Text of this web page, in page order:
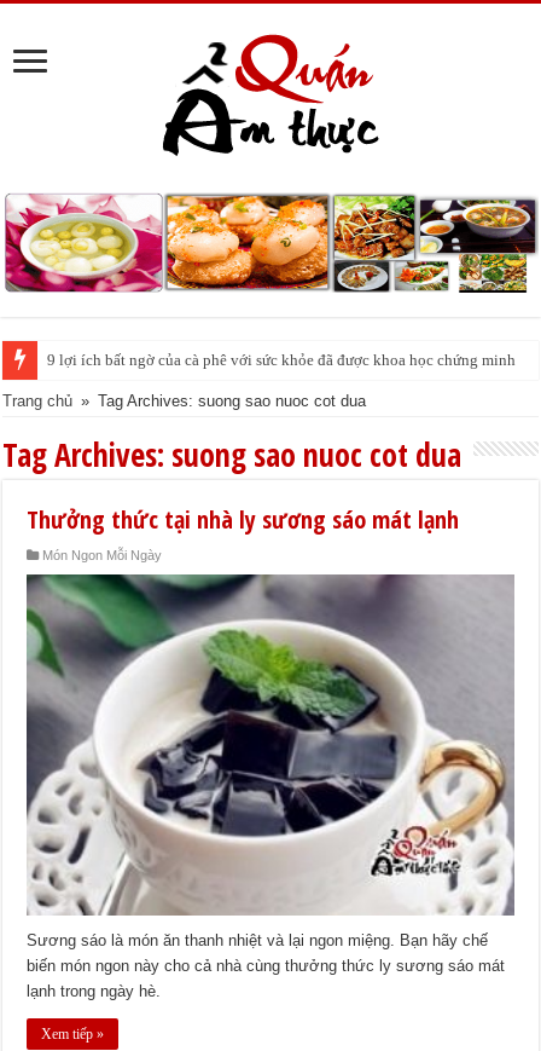
9 lợi ích bất ngờ của cà phê với sức khỏe đã được khoa học chứng minh
Trang chủ » Tag Archives: suong sao nuoc cot dua
Tag Archives: suong sao nuoc cot dua
Thưởng thức tại nhà ly sương sáo mát lạnh
Món Ngon Mỗi Ngày
Sương sáo là món ăn thanh nhiệt và lại ngon miệng. Bạn hãy chế
biến món ngon này cho cả nhà cùng thưởng thức ly sương sáo mát
lạnh trong ngày hè.
Xem tiếp »